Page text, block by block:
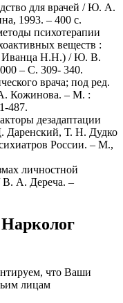
для врачей / Ю. А.
1993. – 400 с.
психотерапии
веществ :
Иванца Н.Н.) / Ю. В.
– С. 309- 340.
врача; под ред.
Кожинова. – М. :
487.
дезадаптации
Даренский, Т. Н. Дудко
России. – М.,
личностной
В. А. Дереча. –
что Ваши
лицам